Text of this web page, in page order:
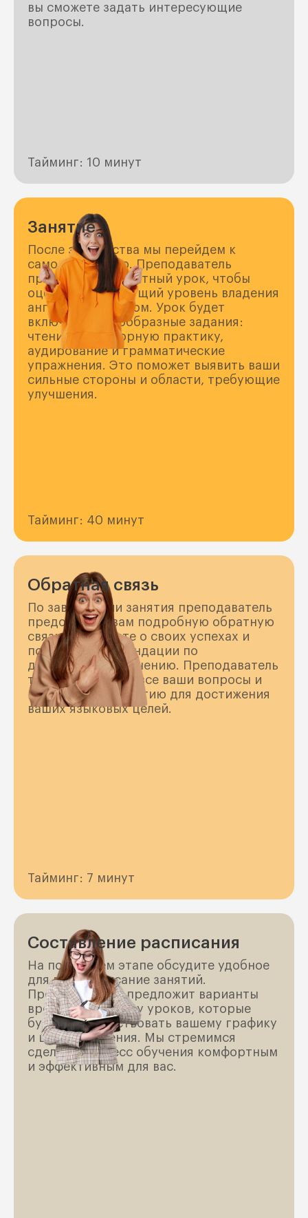
вы сможете задать интересующие
вопросы.
Тайминг: 10 минут
Занятие
После знакомства мы перейдем к
самому занятию. Преподаватель
проведет 40-минутный урок, чтобы
оценить ваш текущий уровень владения
английским языком. Урок будет
включать разнообразные задания:
чтение, разговорную практику,
аудирование и грамматические
упражнения. Это поможет выявить ваши
сильные стороны и области, требующие
улучшения.
Тайминг: 40 минут
Обратная связь
По завершении занятия преподаватель
предоставит вам подробную обратную
связь. Вы узнаете о своих успехах и
получите рекомендации по
дальнейшему обучению. Преподаватель
также ответит на все ваши вопросы и
предложит стратегию для достижения
ваших языковых целей.
Тайминг: 7 минут
Составление расписания
На последнем этапе обсудите удобное
для вас расписание занятий.
Преподаватель предложит варианты
времени и частоту уроков, которые
будут соответствовать вашему графику
и целям обучения. Мы стремимся
сделать процесс обучения комфортным
и эффективным для вас.